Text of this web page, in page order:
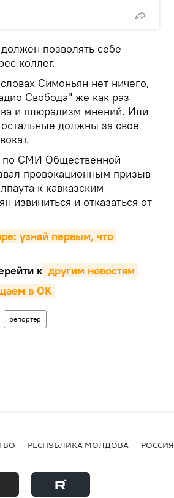
позволять себе
коллег.
Симоньян нет ничего,
Свобода" же как раз
и плюрализм мнений. Или
должны за свое
по СМИ Общественной
провокационным призыв
к кавказским
извиниться и отказаться от
узнай первым, что
к другим новостям
в OK
репортер
РЕСПУБЛИКА МОЛДОВА РОССИЯ